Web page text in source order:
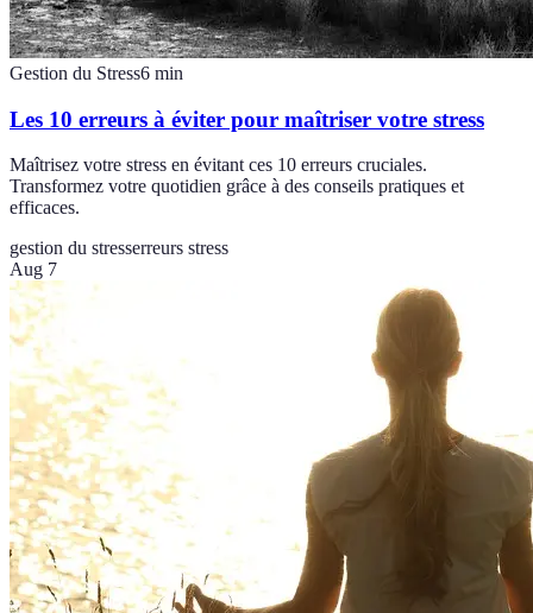
Gestion du Stress6 min
Les 10 erreurs à éviter pour maîtriser votre stress
Maîtrisez votre stress en évitant ces 10 erreurs cruciales.
Transformez votre quotidien grâce à des conseils pratiques et
efficaces.
gestion du stresserreurs stress
Aug 7